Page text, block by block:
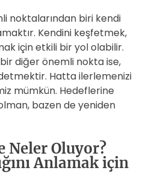
noktalarından biri kendi
Kendini keşfetmek,
için etkili bir yol olabilir.
diğer önemli nokta ise,
Hatta ilerlemenizi
mümkün. Hedeflerine
bazen de yeniden
Neler Oluyor?
Anlamak için